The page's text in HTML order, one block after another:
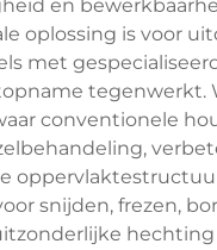
en
oplossing is voor
met
tegenwerkt.
conventionele
snijden, frezen,